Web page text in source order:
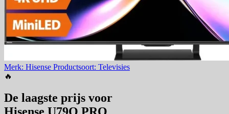
Merk: Hisense Productsoort: Televisies
🔥
De laagste prijs voor